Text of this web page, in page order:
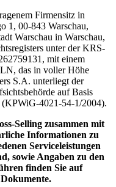
Firmensitz in
1, 00-843 Warschau,
Warschau in Warschau,
unter der KRS-
mit einem
das in voller Höhe
S.A. unterliegt der
auf Basis
4021-54-1/2004).
Selling zusammen mit
Informationen zu
Serviceleistungen
sowie Angaben zu den
finden Sie auf